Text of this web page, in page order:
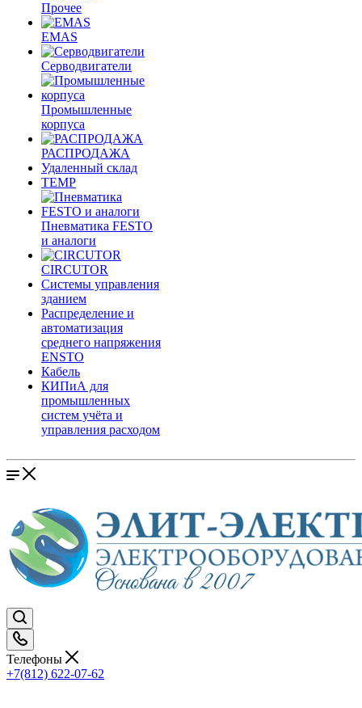
Прочее
EMAS
Cерводвигатели
Промышленные
корпуса
РАСПРОДАЖА
Удаленный склад
TEMP
Пневматика FESTO
и аналоги
CIRCUTOR
Системы управления
зданием
Распределение и
автоматизация
среднего напряжения
ENSTO
Кабель
КИПиА для
промышленных
систем учёта и
управления расходом
Телефоны
+7(812) 622-07-62